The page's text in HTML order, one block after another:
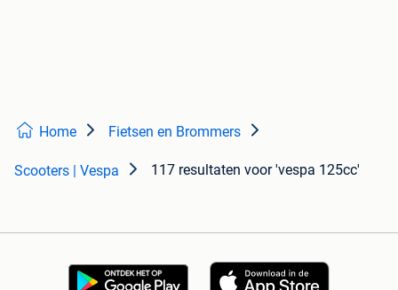
Home Fietsen en Brommers
Scooters | Vespa 117 resultaten voor 'vespa 125cc'